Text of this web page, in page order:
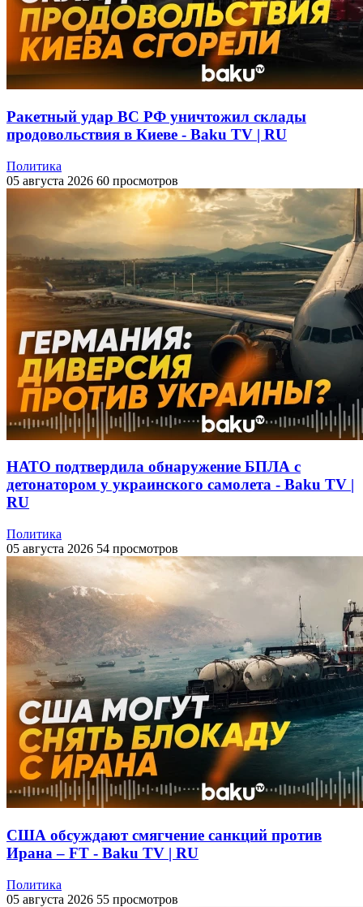
Ракетный удар ВС РФ уничтожил склады
продовольствия в Киеве - Baku TV | RU
Политика
05 августа 2026 60 просмотров
НАТО подтвердила обнаружение БПЛА с
детонатором у украинского самолета - Baku TV |
RU
Политика
05 августа 2026 54 просмотров
США обсуждают смягчение санкций против
Ирана – FT - Baku TV | RU
Политика
05 августа 2026 55 просмотров